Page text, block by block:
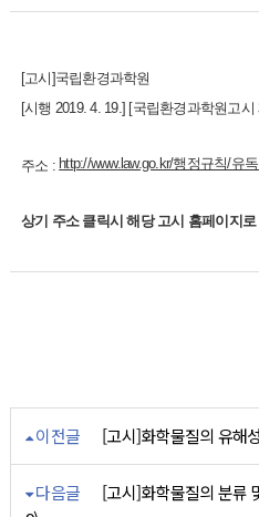
[고시]국립환경과학원
[시행 2019. 4. 19.] [국립환경과학원고
주소 :http://www.law.go.kr/행정규칙/유
상기 주소 클릭시 해당 고시 홈페이지
이전글 [고시]화학물질의 유해
다음글
[고시]화학물질의 분류